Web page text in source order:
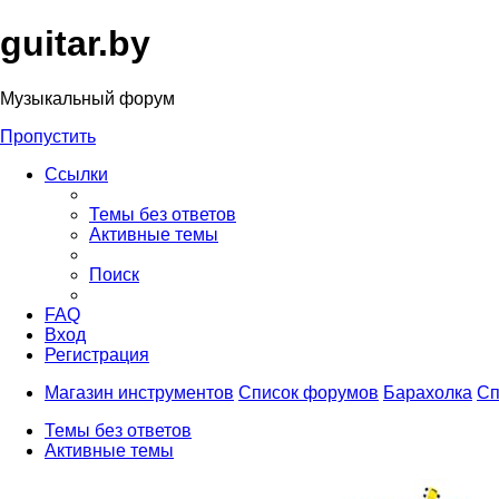
guitar.by
Музыкальный форум
Пропустить
Ссылки
Темы без ответов
Активные темы
Поиск
FAQ
Вход
Регистрация
Магазин инструментов Список форумов Барахолка
Темы без ответов
Активные темы